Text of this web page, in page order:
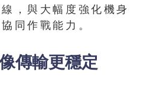
，與大幅度強化機身
同作戰能力。
傳輸更穩定